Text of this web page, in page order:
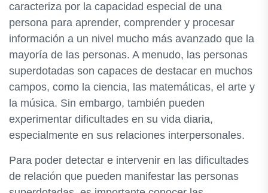
caracteriza por la capacidad especial de una
persona para aprender, comprender y procesar
información a un nivel mucho más avanzado que la
mayoría de las personas. A menudo, las personas
superdotadas son capaces de destacar en muchos
campos, como la ciencia, las matemáticas, el arte y
la música. Sin embargo, también pueden
experimentar dificultades en su vida diaria,
especialmente en sus relaciones interpersonales.
Para poder detectar e intervenir en las dificultades
de relación que pueden manifestar las personas